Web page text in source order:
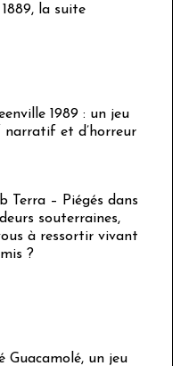
la suite
1989 : un jeu
et d’horreur
Terra – Piégés dans
souterraines,
à ressortir vivant
?
Guacamolé, un jeu